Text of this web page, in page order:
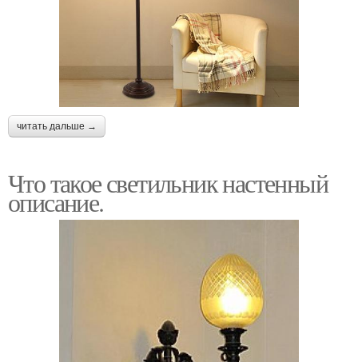
читать дальше →
Что такое светильник настенный
описание.